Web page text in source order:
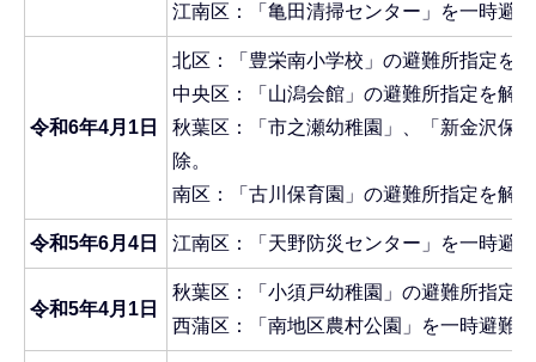
江南区：「亀田清掃センター」を一時避
令和6年4月1日
北区：「豊栄南小学校」の避難所指定を
中央区：「山潟会館」の避難所指定を解
秋葉区：「市之瀬幼稚園」、「新金沢保
除。
南区：「古川保育園」の避難所指定を解
令和5年6月4日 江南区：「天野防災センター」を一時避
令和5年4月1日
秋葉区：「小須戸幼稚園」の避難所指定
西蒲区：「南地区農村公園」を一時避難